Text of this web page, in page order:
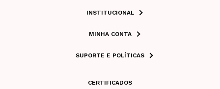
INSTITUCIONAL
MINHA CONTA
SUPORTE E POLÍTICAS
CERTIFICADOS